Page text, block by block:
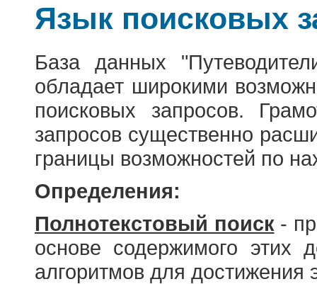
Язык поисковых
База данных
обладает широкими
поисковых запросов.
запросов существенно
границы возможностей по
Определения:
Полнотекстовый поиск-
основе содержимого этих
алгоритмов для достижения